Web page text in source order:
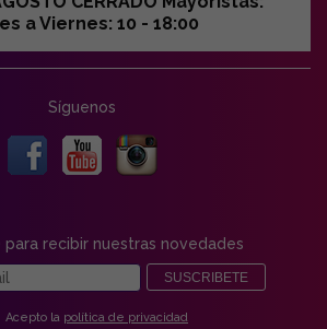
a Viernes: 10 - 18:00
Síguenos
para recibir nuestras novedades
SUSCRIBETE
Acepto la política de privacidad